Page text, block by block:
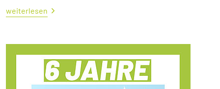
weiterlesen